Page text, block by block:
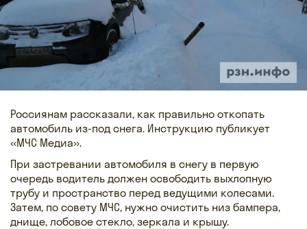
Россиянам рассказали, как правильно откопать
автомобиль из-под снега. Инструкцию публикует
«МЧС Медиа».
При застревании автомобиля в снегу в первую
очередь водитель должен освободить выхлопную
трубу и пространство перед ведущими колесами.
Затем, по совету МЧС, нужно очистить низ бампера,
днище, лобовое стекло, зеркала и крышу.